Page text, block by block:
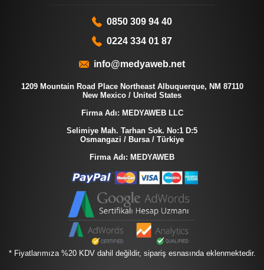
0850 309 94 40
0224 334 01 87
info@medyaweb.net
1209 Mountain Road Place Northeast Albuquerque, NM 87110
New Mexico / United States
Firma Adı: MEDYAWEB LLC
Selimiye Mah. Tarhan Sok. No:1 D:5
Osmangazi / Bursa / Türkiye
Firma Adı: MEDYAWEB
* Fiyatlarımıza %20 KDV dahil değildir, sipariş esnasında eklenmektedir.